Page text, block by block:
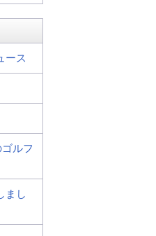
ース
ルフ
まし